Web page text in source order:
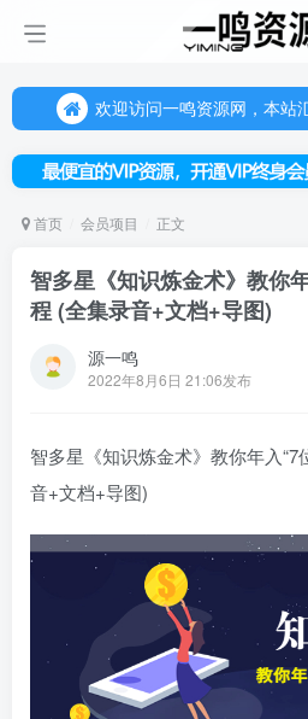
欢迎访问一鸣资源网，本站
欢迎访问一鸣资源网，本站
首页 会员项目 正文
智多星《知识炼金术》教你
程 (全集录音+文档+导图)
源一鸣
2022年8月6日 21:06发布
智多星《知识炼金术》教你年入“7
音+文档+导图)